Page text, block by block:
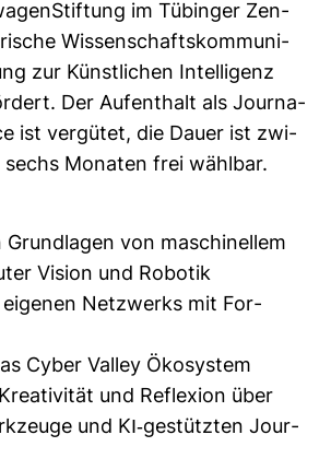
im Tübinger Zen­
Wis­sen­schafts­kom­mu­ni­
zur Künst­li­chen Intel­li­genz
Der Auf­ent­halt als Jour­na­
ist ver­gütet, die Dauer ist zwi­
sechs Monaten frei wählbar.
Grund­lagen von maschi­nellem
Vision und Robotik
eigenen Netz­werks mit For­
Cyber Valley Öko­system
und Refle­xion über
und KI-​gestützten Jour­